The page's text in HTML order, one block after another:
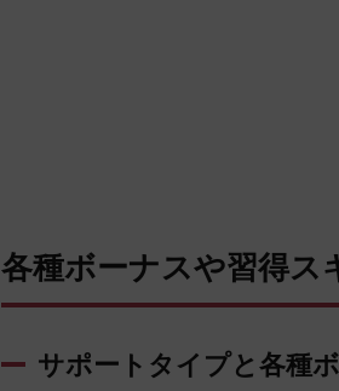
各種ボーナスや習得ス
サポートタイプと各種